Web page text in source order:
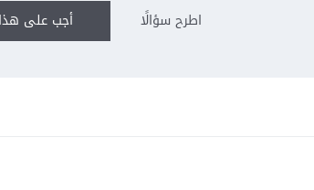
أجب على اطرح سؤالًا